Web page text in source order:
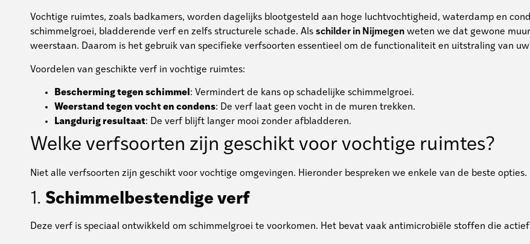
Vochtige ruimtes, zoals badkamers, worden dagelijks blootgesteld aan hoge luchtvochtigheid, waterdamp en
schimmelgroei, bladderende verf en zelfs structurele schade. Alsschilder in Nijmegen weten we dat gewone
weerstaan. Daarom is het gebruik van specifieke verfsoorten essentieel om de functionaliteit en uitstraling van
Voordelen van geschikte verf in vochtige ruimtes:
Bescherming tegen schimmel: Vermindert de kans op schadelijke schimmelgroei.
Weerstand tegen vocht en condens: De verf laat geen vocht in de muren trekken.
Langdurig resultaat: De verf blijft langer mooi zonder afbladderen.
Welke verfsoorten zijn geschikt voor vochtige ruimtes?
Niet alle verfsoorten zijn geschikt voor vochtige omgevingen. Hieronder bespreken we enkele van de beste opties.
1. Schimmelbestendige verf
Deze verf is speciaal ontwikkeld om schimmelgroei te voorkomen. Het bevat vaak antimicrobiële stoffen die